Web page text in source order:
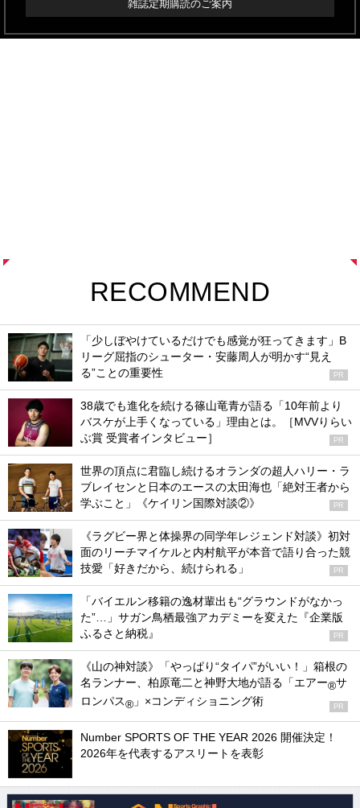
雑誌定期購読のご案内
RECOMMEND
「少しぼやけているだけでも感覚が狂ってきます」B
リーグ屈指のシューター・安藤周人が明かす“見え
る”ことの重要性
PR
38歳でも進化を続ける篠山竜青が語る「10年前より
バスケが上手くなっている」理由とは。［MVVりらい
ぶ賞 受賞者インタビュー］
PR
世界の頂点に君臨し続けるオランダの超人ハリー・ラ
ブレイセンと日本のエースの太田海也「絶対王者から
学ぶこと」《ケイリン国際対談②》
PR
《ラグビー界と体操界の同学年レジェンド対談》初対
面のリーチマイケルと内村航平が本音で語り合った競
技愛「好きだから、続けられる」
PR
「バイエルン移籍の逸材輩出も“グラウンドがなかっ
た”…」サガン鳥栖最強アカデミーを変えた『企業版
ふるさと納税』
PR
《山の神対談》「やっぱり“タイパ”がいい！」箱根の
名ランナー、柏原竜二と神野大地が語る「エアー®サ
ロンパス® 」×コンディショニング術 PR
Number SPORTS OF THE YEAR 2026 開催決定！
2026年を代表するアスリートを表彰